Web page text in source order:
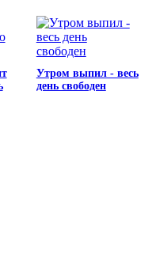
Утром выпил - весь
день свободен